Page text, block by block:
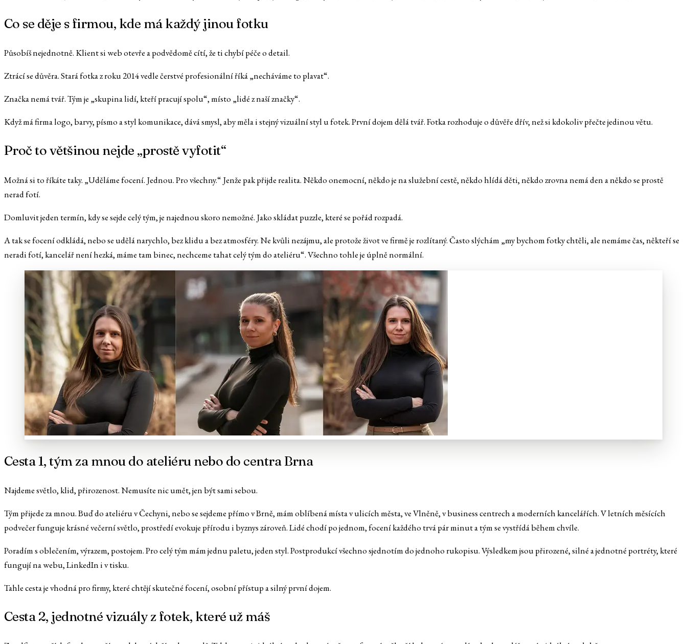
Co se děje s firmou, kde má každý jinou fotku
Působíš nejednotně. Klient si web otevře a podvědomě cítí, že ti chybí péče o detail.
Ztrácí se důvěra. Stará fotka z roku 2014 vedle čerstvé profesionální říká „necháváme to plavat“.
Značka nemá tvář. Tým je „skupina lidí, kteří pracují spolu“, místo „lidé z naší značky“.
Když má firma logo, barvy, písmo a styl komunikace, dává smysl, aby měla i stejný vizuální styl u fotek. První dojem dělá tvář. Fotka rozhoduje o důvěře dřív, než si kdokoliv přečte jedinou větu.
Proč to většinou nejde „prostě vyfotit“
Možná si to říkáte taky. „Uděláme focení. Jednou. Pro všechny.“ Jenže pak přijde realita. Někdo onemocní, někdo je na služební cestě, někdo hlídá děti, někdo zrovna nemá den a někdo se prostě
nerad fotí.
Domluvit jeden termín, kdy se sejde celý tým, je najednou skoro nemožné. Jako skládat puzzle, které se pořád rozpadá.
A tak se focení odkládá, nebo se udělá narychlo, bez klidu a bez atmosféry. Ne kvůli nezájmu, ale protože život ve firmě je rozlítaný. Často slýchám „my bychom fotky chtěli, ale nemáme čas, někteří se
neradi fotí, kancelář není hezká, máme tam binec, nechceme tahat celý tým do ateliéru“. Všechno tohle je úplně normální.
Cesta 1, tým za mnou do ateliéru nebo do centra Brna
Najdeme světlo, klid, přirozenost. Nemusíte nic umět, jen být sami sebou.
Tým přijede za mnou. Buď do ateliéru v Čechyni, nebo se sejdeme přímo v Brně, mám oblíbená místa v ulicích města, ve Vlněně, v business centrech a moderních kancelářích. V letních měsících
podvečer funguje krásné večerní světlo, prostředí evokuje přírodu i byznys zároveň. Lidé chodí po jednom, focení každého trvá pár minut a tým se vystřídá během chvíle.
Poradím s oblečením, výrazem, postojem. Pro celý tým mám jednu paletu, jeden styl. Postprodukcí všechno sjednotím do jednoho rukopisu. Výsledkem jsou přirozené, silné a jednotné portréty, které
fungují na webu, LinkedIn i v tisku.
Tahle cesta je vhodná pro firmy, které chtějí skutečné focení, osobní přístup a silný první dojem.
Cesta 2, jednotné vizuály z fotek, které už máš